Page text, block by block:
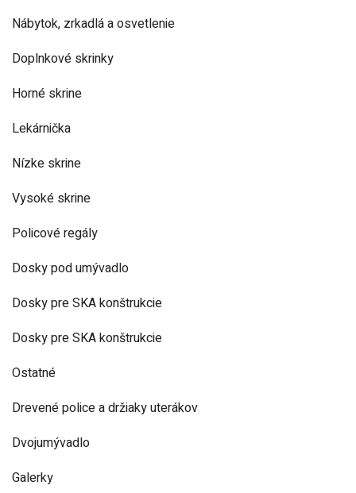
Nábytok, zrkadlá a osvetlenie
Doplnkové skrinky
Horné skrine
Lekárnička
Nízke skrine
Vysoké skrine
Policové regály
Dosky pod umývadlo
Dosky pre SKA konštrukcie
Dosky pre SKA konštrukcie
Ostatné
Drevené police a držiaky uterákov
Dvojumývadlo
Galerky